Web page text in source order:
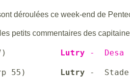
déroulées ce week-end de
petits commentaires des
(Grp 57) Lutry -  Desa
(Grp 55) Lutry -